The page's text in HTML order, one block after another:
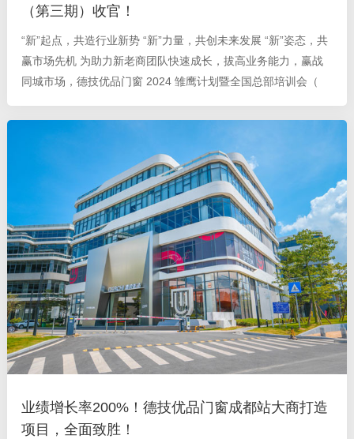
（第三期）收官！
“新”起点，共造行业新势 “新”力量，共创未来发展 “新”姿态，共
赢市场先机 为助力新老商团队快速成长，拔高业务能力，赢战
同城市场，德技优品门窗 2024 雏鹰计划暨全国总部培训会（
业绩增长率200%！德技优品门窗成都站大商打造
项目，全面致胜！